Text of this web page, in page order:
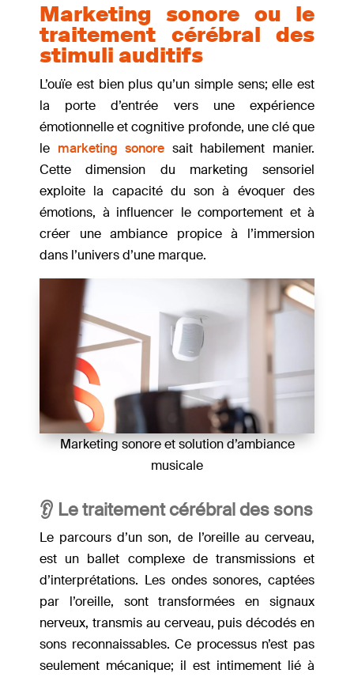
Marketing sonore ou le
traitement cérébral des
stimuli auditifs
L’ouïe est bien plus qu’un simple sens; elle est
la porte d’entrée vers une expérience
émotionnelle et cognitive profonde, une clé que
le marketing sonore sait habilement manier.
Cette dimension du marketing sensoriel
exploite la capacité du son à évoquer des
émotions, à influencer le comportement et à
créer une ambiance propice à l’immersion
dans l’univers d’une marque.
Marketing sonore et solution d’ambiance
musicale
👂 Le traitement cérébral des sons
Le parcours d’un son, de l’oreille au cerveau,
est un ballet complexe de transmissions et
d’interprétations. Les ondes sonores, captées
par l’oreille, sont transformées en signaux
nerveux, transmis au cerveau, puis décodés en
sons reconnaissables. Ce processus n’est pas
seulement mécanique; il est intimement lié à